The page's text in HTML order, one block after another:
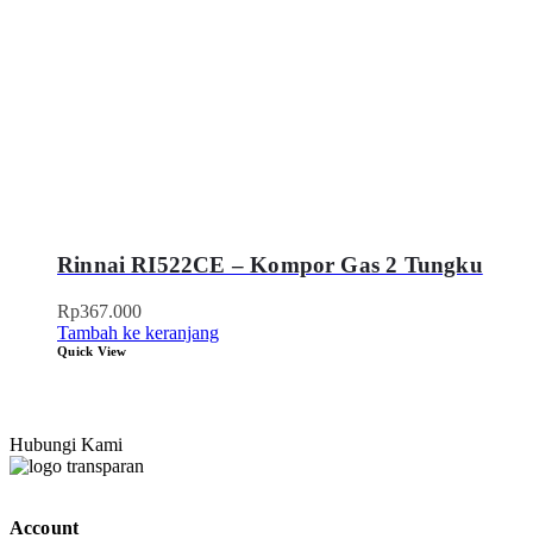
Rinnai RI522CE – Kompor Gas 2 Tungku
Rp367.000
Tambah ke keranjang
Quick View
Hubungi Kami
Account